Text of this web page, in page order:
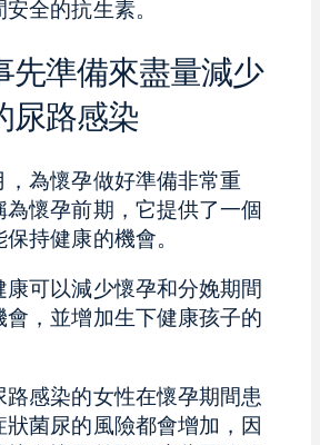
全的抗生素。
先準備來盡量減少
尿路感染
，為懷孕做好準備非常重
懷孕前期，它提供了一個
持健康的機會。
康可以減少懷孕和分娩期間
會，並增加生下健康孩子的
路感染的女性在懷孕期間患
狀菌尿的風險都會增加，因